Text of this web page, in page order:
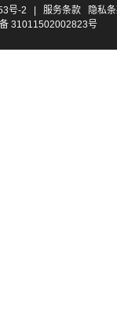
号-2 服务条款
隐私
31011502002823号